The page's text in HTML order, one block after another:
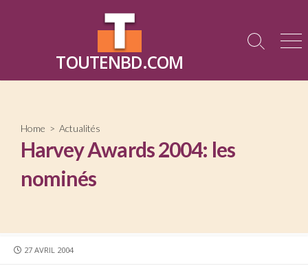
TOUTENBD.COM
Search
Home > Actualités
Harvey Awards 2004: les
nominés
PUBLISHED
27 AVRIL 2004